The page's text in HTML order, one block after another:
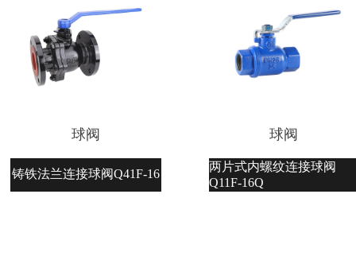
球阀
铸铁法兰连接球阀Q41F-16
球阀
两片式内螺纹连接球阀
Q11F-16Q